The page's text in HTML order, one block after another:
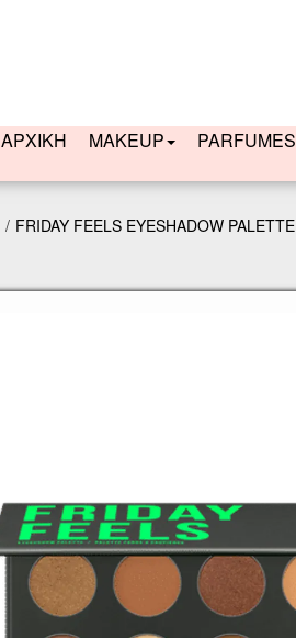
ΑΡΧΙΚΗ MAKEUP PARFUMES
FRIDAY FEELS EYESHADOW PALETTE